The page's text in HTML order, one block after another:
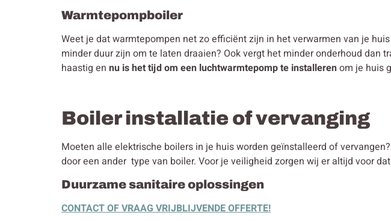
Warmtepompboiler
Weet je dat warmtepompen net zo efficiënt zijn in het verwarmen van je
minder duur zijn om te laten draaien? Ook vergt het minder onderhoud
haastig en nu is het tijd om een luchtwarmtepomp te installerenom je huis
Boiler installatie of vervanging
Moeten alle elektrische boilers in je huis worden geïnstalleerd of
door een ander type van boiler. Voor je veiligheid zorgen wij er altijd voor
Duurzame sanitaire oplossingen
CONTACT OF VRAAG VRIJBLIJVENDE OFFERTE!